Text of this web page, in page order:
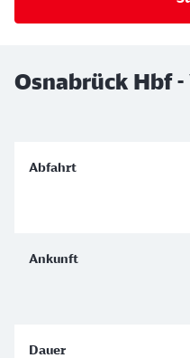
Osnabrück Hbf